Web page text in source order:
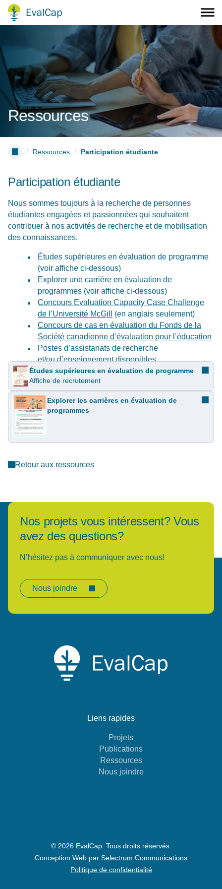
Ressources
/ Ressources / Participation étudiante
Participation étudiante
Nous sommes toujours à la recherche de personnes
étudiantes engagées et passionnées qui souhaitent
contribuer à nos activités de recherche et de mobilisation
des connaissances. ​
Études supérieures en évaluation de programme​
(voir affiche ci-dessous)
Explorer une carrière en évaluation de
programmes (voir affiche ci-dessous)
Concours Evaluation Capacity Case Challenge
de l’Université McGill
(en anglais seulement)​
Concours de cas en évaluation du Fonds de la
Société canadienne d’évaluation pour l’éducation
Postes d’assistanats de recherche
et/ou d’enseignement disponibles
Études supérieures en évaluation de programme​
Affiche de recrutement
Explorer les carrières en évaluation de
programmes
Retour aux ressources
Nos projets vous intéressent? Vous
avez des questions?
N’hésitez pas à communiquer avec nous!
Nous joindre
Liens rapides
Projets
Publications
Ressources
Nous joindre
© 2026 EvalCap. Tous droits réservés.
Conception Web par Selectrum Communications
Politique de confidentialité